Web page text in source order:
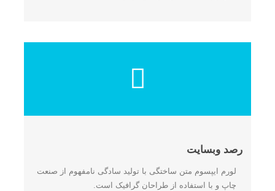
رصد وبسایت
لورم ایپسوم متن ساختگی با تولید سادگی نامفهوم از صنعت
چاپ و با استفاده از طراحان گرافیک است.